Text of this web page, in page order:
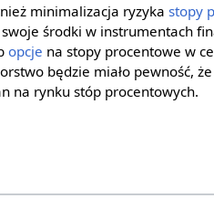
minimalizacja ryzykastopy
środki w instrumentach
opcje na stopy procentowe w
będzie miało pewność,
na rynku stóp procentowych.